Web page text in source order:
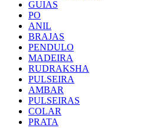
GUIAS
PO
ANIL
BRAJAS
PENDULO
MADEIRA
RUDRAKSHA
PULSEIRA
AMBAR
PULSEIRAS
COLAR
PRATA